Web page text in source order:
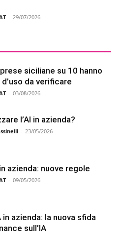
- 29/07/2026
siciliane su 10 hanno
da verificare
- 03/08/2026
l’AI in azienda?
- 23/05/2026
azienda: nuove regole
- 09/05/2026
in azienda: la nuova sfida
sull’IA